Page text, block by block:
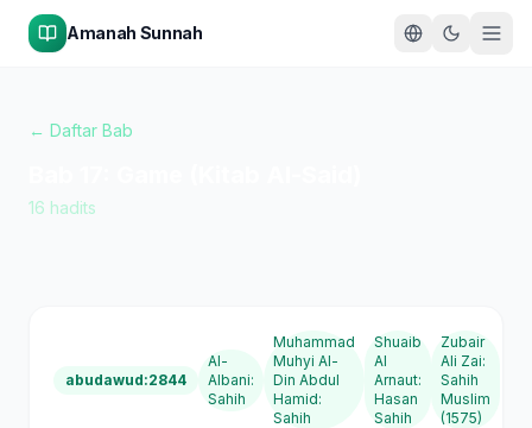
Amanah Sunnah
← Daftar Bab
16 hadits
abudawud:2844
Al-
Albani:
Sahih
Muhammad
Muhyi Al-
Din Abdul
Hamid:
Sahih
Shuaib
Al
Arnaut:
Hasan
Sahih
Zubair
Ali Zai:
Sahih
Muslim
(1575)